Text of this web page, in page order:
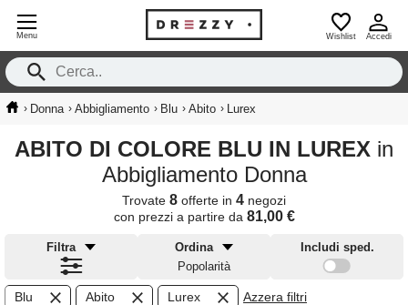
Menu Wishlist Accedi
› Donna › Abbigliamento › Blu › Abito › Lurex
ABITO DI COLORE BLU IN LUREX in
Abbigliamento Donna
Trovate 8 offerte in 4 negozi
con prezzi a partire da 81,00 €
Filtra
Ordina
Popolarità
Includi sped.
Blu Abito Lurex Azzera filtri